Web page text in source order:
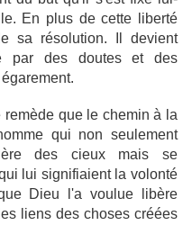
En plus de cette liberté
sa résolution. Il devient
par des doutes et des
que le chemin à la
qui non seulement
des cieux mais se
lui signifiaient la volonté
Dieu l'a voulue libère
liens des choses créées